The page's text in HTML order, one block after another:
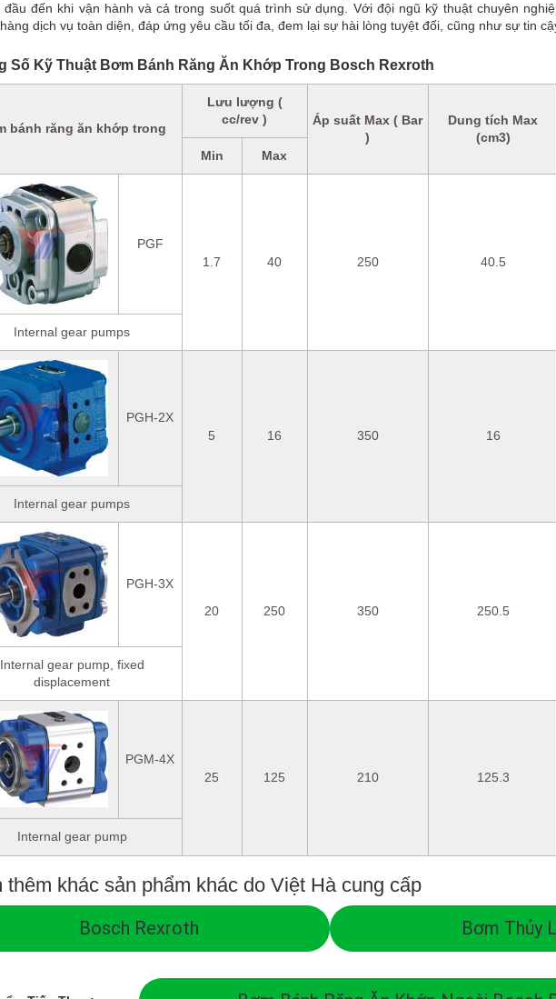
đầu đến khi vận hành và cả trong suốt quá trình sử dụng. Với đội ngũ kỹ thuật chuyên
dịch vụ toàn diện, đáp ứng yêu cầu tối đa, đem lại sự hài lòng tuyệt đối, cũng như sự tin
Số Kỹ Thuật Bơm Bánh Răng Ăn Khớp Trong Bosch Rexroth
bánh răng ăn khớp trong
Lưu lượng (
cc/rev )
Áp suất Max ( Bar
)
Dung tích Max
(cm3)
Min
Max
PGF
1.7
40 250 40.5
Internal gear pumps
PGH-2X
5
16 350 16
Internal gear pumps
PGH-3X
20
250 350 250.5
Internal gear pump, fixed
displacement
PGM-4X
25
125 210 125.3
Internal gear pump
thêm khác sản phẩm khác do Việt Hà cung cấp
Bosch Rexroth Bơm Thủy